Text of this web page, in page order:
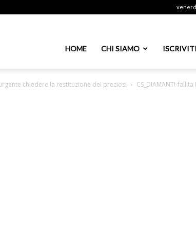
HOME CHI SIAMO ISCRIVITI
chiedere la restituzione dei preziosi CS_DIAMANTI-